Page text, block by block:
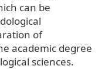
can be
of
academic degree
sciences.